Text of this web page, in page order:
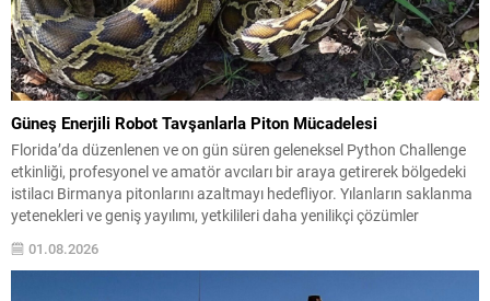
Güneş Enerjili Robot Tavşanlarla Piton Mücadelesi
Florida’da düzenlenen ve on gün süren geleneksel Python Challenge
etkinliği, profesyonel ve amatör avcıları bir araya getirerek bölgedeki
istilacı Birmanya pitonlarını azaltmayı hedefliyor. Yılanların saklanma
yetenekleri ve geniş yayılımı, yetkilileri daha yenilikçi çözümler
aramaya yönlendirdi. Bu amaçla Güney Florida Su Yönetim Bölgesi ile
Florida Üniversitesi araştırmacıları, güneş enerjisiyle çalışan robot...
01.08.2026